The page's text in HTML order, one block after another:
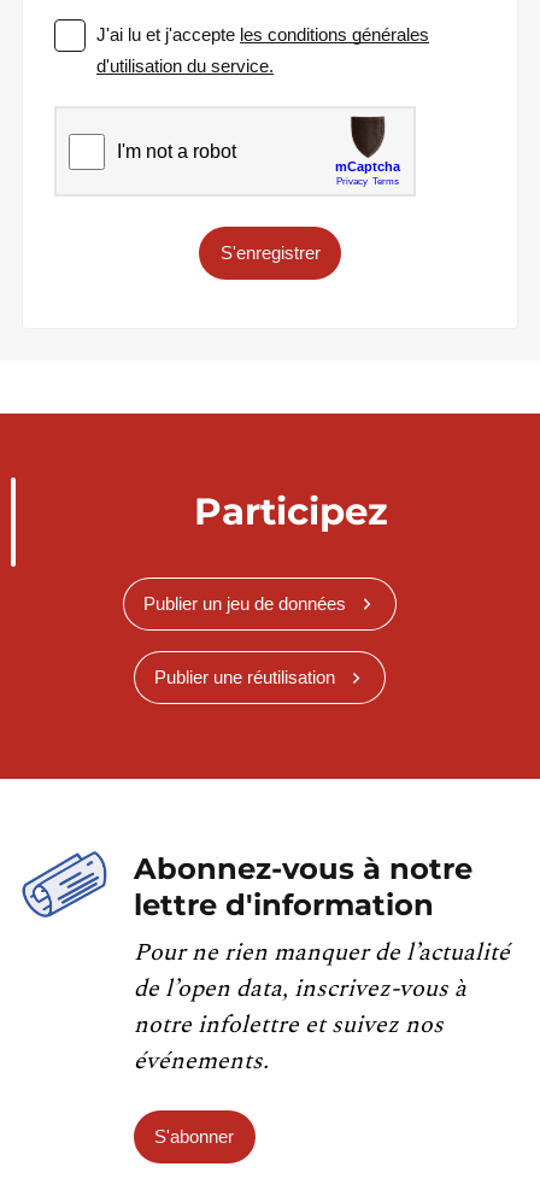
J'ai lu et j'accepte les conditions générales
d'utilisation du service.
S'enregistrer
Participez
Publier un jeu de données
Publier une réutilisation
Abonnez-vous à notre
lettre d'information
Pour ne rien manquer de l’actualité
de l’open data, inscrivez-vous à
notre infolettre et suivez nos
événements.
S'abonner